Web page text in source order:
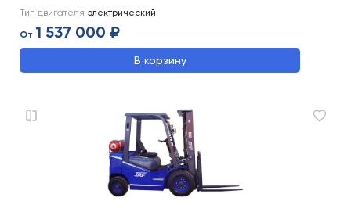
Тип двигателя электрический
От 1 537 000 ₽
В корзину